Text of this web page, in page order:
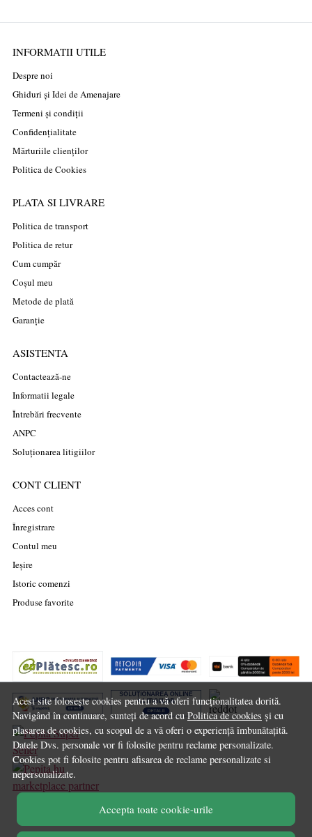
Acest site folosește cookies pentru a vă oferi funcționalitatea dorită.
Navigând în continuare, sunteți de acord cuPolitica de cookies și cu
plasarea de cookies, cu scopul de a vă oferi o experiență îmbunătațită.
Datele Dvs. personale vor fi folosite pentru reclame personalizate.
Cookies pot fi folosite pentru afisarea de reclame personalizate si
nepersonalizate.
Accepta toate cookie-urile
INFORMATII UTILE
Despre noi
Ghiduri și Idei de Amenajare
Termeni și condiții
Confidențialitate
Mărturiile clienților
Politica de Cookies
PLATA SI LIVRARE
Politica de transport
Politica de retur
Cum cumpăr
Coșul meu
Metode de plată
Garanție
ASISTENTA
Contactează-ne
Informatii legale
Întrebări frecvente
ANPC
Soluționarea litigiilor
CONT CLIENT
Acces cont
Înregistrare
Contul meu
Ieșire
Istoric comenzi
Produse favorite
marketplace partner